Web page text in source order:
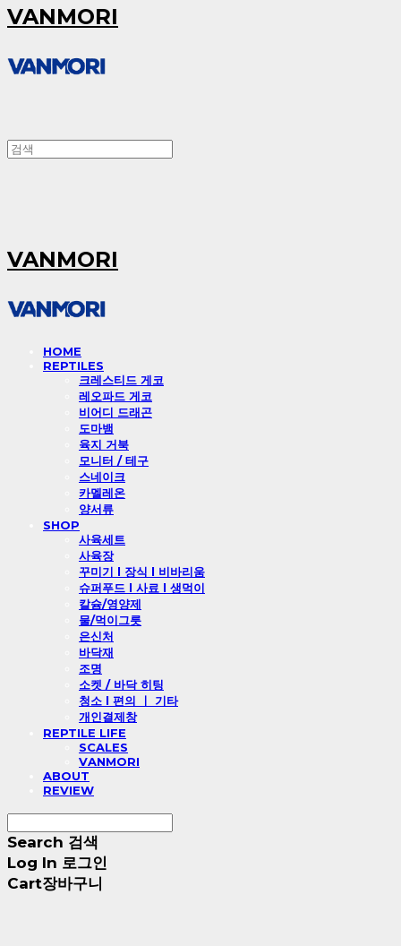
VANMORI
VANMORI
HOME
REPTILES
크레스티드 게코
레오파드 게코
비어디 드래곤
도마뱀
육지 거북
모니터 / 테구
스네이크
카멜레온
양서류
SHOP
사육세트
사육장
꾸미기 l 장식 l 비바리움
슈퍼푸드 l 사료 l 생먹이
칼슘/영양제
물/먹이그릇
은신처
바닥재
조명
소켓 / 바닥 히팅
청소 l 편의 ㅣ 기타
개인결제창
REPTILE LIFE
SCALES
VANMORI
ABOUT
REVIEW
Search 검색
Log In 로그인
Cart장바구니